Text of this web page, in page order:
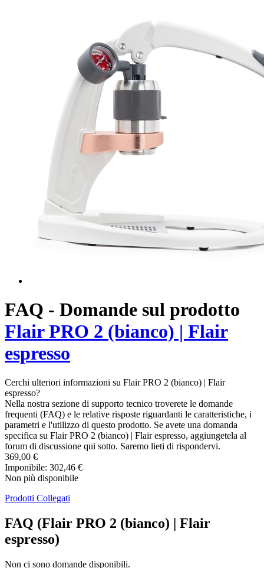
FAQ - Domande sul prodotto
Flair PRO 2 (bianco) | Flair
espresso
Cerchi ulteriori informazioni su Flair PRO 2 (bianco) | Flair
espresso?
Nella nostra sezione di supporto tecnico troverete le domande
frequenti (FAQ) e le relative risposte riguardanti le caratteristiche, i
parametri e l'utilizzo di questo prodotto. Se avete una domanda
specifica su Flair PRO 2 (bianco) | Flair espresso, aggiungetela al
forum di discussione qui sotto. Saremo lieti di rispondervi.
369,00 €
Imponibile: 302,46 €
Non più disponibile
Prodotti Collegati
FAQ (Flair PRO 2 (bianco) | Flair
espresso)
Non ci sono domande disponibili.